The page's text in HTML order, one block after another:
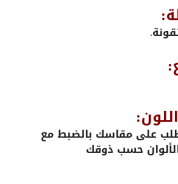
على مقاسك بالضبط مع
حسب ذوقك